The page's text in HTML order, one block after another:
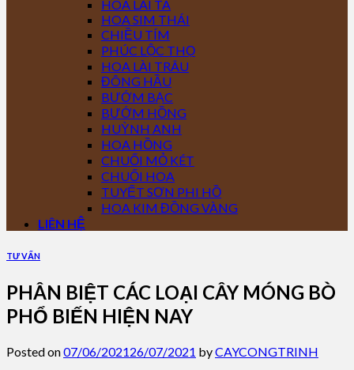
HOA LÀI TA
HOA SIM THÁI
CHIỀU TÍM
PHÚC LỘC THỌ
HOA LÀI TRÂU
ĐÔNG HẦU
BƯỚM BẠC
BƯỚM HỒNG
HUỲNH ANH
HOA HỒNG
CHUỐI MỎ KÉT
CHUỐI HOA
TUYẾT SƠN PHI HỒ
HOA KIM ĐỒNG VÀNG
LIÊN HỆ
TƯ VẤN
PHÂN BIỆT CÁC LOẠI CÂY MÓNG BÒ
PHỔ BIẾN HIỆN NAY
Posted on07/06/202126/07/2021 byCAYCONGTRINH